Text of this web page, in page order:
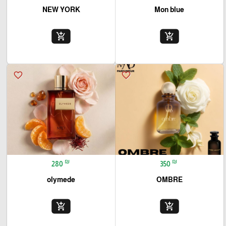
Mon blue
add_shopping_cart
NEW YORK
add_shopping_cart
favorite_border
350 ₪
OMBRE
add_shopping_cart
favorite_border
280 ₪
olymede
add_shopping_cart